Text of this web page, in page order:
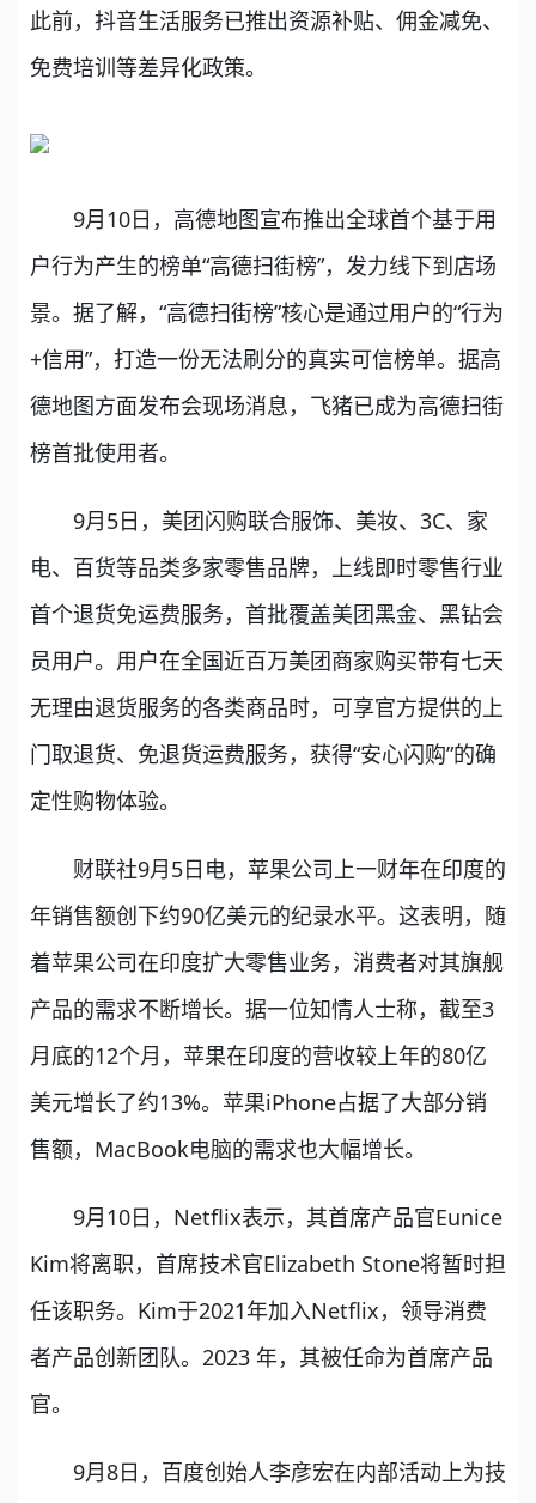
此前，抖音生活服务已推出资源补贴、佣金减免、
免费培训等差异化政策。
9月10日，高德地图宣布推出全球首个基于用
户行为产生的榜单“高德扫街榜”，发力线下到店场
景。据了解，“高德扫街榜”核心是通过用户的“行为
+信用”，打造一份无法刷分的真实可信榜单。据高
德地图方面发布会现场消息，飞猪已成为高德扫街
榜首批使用者。
9月5日，美团闪购联合服饰、美妆、3C、家
电、百货等品类多家零售品牌，上线即时零售行业
首个退货免运费服务，首批覆盖美团黑金、黑钻会
员用户。用户在全国近百万美团商家购买带有七天
无理由退货服务的各类商品时，可享官方提供的上
门取退货、免退货运费服务，获得“安心闪购”的确
定性购物体验。
财联社9月5日电，苹果公司上一财年在印度的
年销售额创下约90亿美元的纪录水平。这表明，随
着苹果公司在印度扩大零售业务，消费者对其旗舰
产品的需求不断增长。据一位知情人士称，截至3
月底的12个月，苹果在印度的营收较上年的80亿
美元增长了约13%。苹果iPhone占据了大部分销
售额，MacBook电脑的需求也大幅增长。
9月10日，Netflix表示，其首席产品官Eunice
Kim将离职，首席技术官Elizabeth Stone将暂时担
任该职务。Kim于2021年加入Netflix，领导消费
者产品创新团队。2023 年，其被任命为首席产品
官。
9月8日，百度创始人李彦宏在内部活动上为技